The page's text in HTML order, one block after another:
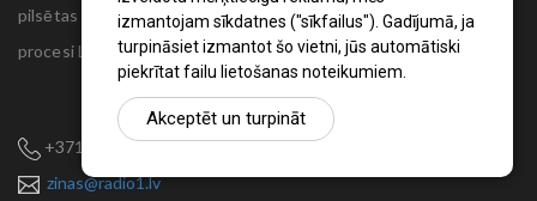
izmantojam sīkdatnes ("sīkfailus"). Gadījumā, ja
turpināsiet izmantot šo vietni, jūs automātiski
piekrītat failu lietošanas noteikumiem.
Akceptēt un turpināt
pilsētas un reģiona novadu aktualitātēm. Svarīgākie notikumi un
procesi Latvijā un pasaulē.
+371 22 320 220
zinas@radio1.lv